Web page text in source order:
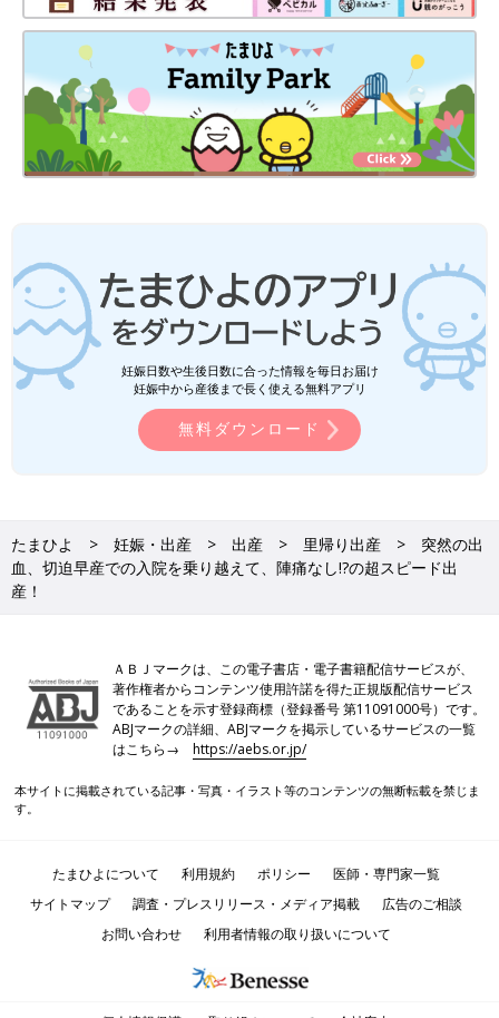
妊娠日数や生後日数に合った情報を毎日お届け
妊娠中から産後まで長く使える無料アプリ
無料ダウンロード
たまひよ 妊娠・出産 出産 里帰り出産
突然の出
血、切迫早産での入院を乗り越えて、陣痛なし!?の超スピード出
産！
ＡＢＪマークは、この電子書店・電子書籍配信サービスが、
著作権者からコンテンツ使用許諾を得た正規版配信サービス
であることを示す登録商標（登録番号 第11091000号）です。
ABJマークの詳細、ABJマークを掲示しているサービスの一覧
はこちら→https://aebs.or.jp/
本サイトに掲載されている記事・写真・イラスト等のコンテンツの無断転載を禁じま
す。
たまひよについて 利用規約 ポリシー
医師・専門家一覧
サイトマップ
調査・プレスリリース・メディア掲載
広告のご相談
お問い合わせ
利用者情報の取り扱いについて